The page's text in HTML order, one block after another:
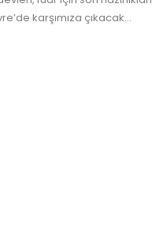
karşımıza çıkacak…